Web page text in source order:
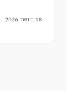
18 בינואר 2026